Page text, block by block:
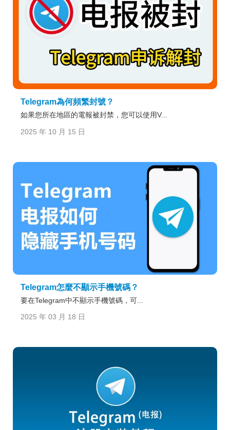
Telegram為何頻繁封號？
如果您所在地區的電報被封禁，您可以使用V...
2025 年 10 月 15 日
Telegram怎麼不顯示手機號碼？
要在Telegram中不顯示手機號碼，可...
2025 年 03 月 18 日